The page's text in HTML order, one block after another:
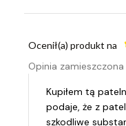
Ocenił(a) produkt na
Opinia zamieszczona
Kupiłem tą
podaje, że z
szkodliwe